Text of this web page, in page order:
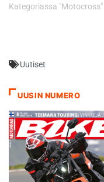
Kategoriassa "Motocross"
Uutiset
UUSIN NUMERO